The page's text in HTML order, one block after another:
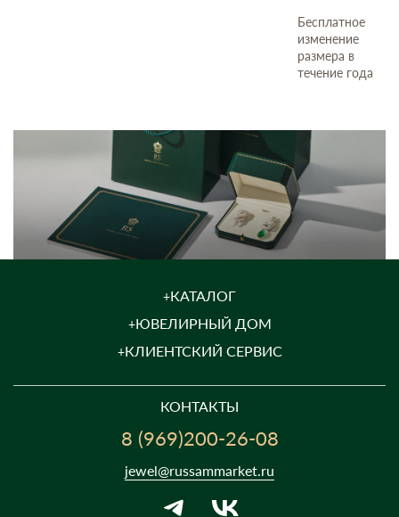
Бесплатное
изменение
размера в
течение года
КАТАЛОГ
ЮВЕЛИРНЫЙ ДОМ
КЛИЕНТСКИЙ СЕРВИС
КОНТАКТЫ
8 (969)200-26-08
jewel@russammarket.ru